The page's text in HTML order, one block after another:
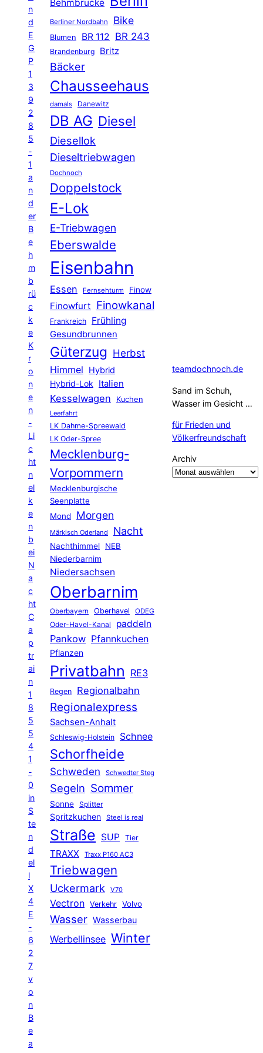
n
d
E
G
P
1
3
9
2
8
5
-
1
a
n
d
er
B
e
h
m
b
rü
c
k
e
K
r
o
n
e
n
-
Li
c
ht
n
el
k
e
n
b
ei
N
a
c
ht
C
a
p
tr
ai
n
1
8
5
5
4
1
-
0
in
S
te
n
d
el
l
X
4
E
-
6
2
7
v
o
n
B
e
a
Behmbrücke
Berliner Nordbahn Bike
Blumen BR 112 BR 243
Brandenburg Britz
Bäcker
Chausseehaus
damals Danewitz
DB AG Diesel
Diesellok
Dieseltriebwagen
Dochnoch
Doppelstock
E-Lok
E-Triebwagen
Eberswalde
Eisenbahn
Essen Fernsehturm Finow
Finowfurt Finowkanal
Frankreich Frühling
Gesundbrunnen
Güterzug Herbst
Himmel
Hybrid
Hybrid-Lok Italien
Kesselwagen Kuchen
Leerfahrt
LK Dahme-Spreewald
LK Oder-Spree
Mecklenburg-
Vorpommern
Mecklenburgische
Seenplatte
Mond
Morgen
Märkisch Oderland Nacht
Nachthimmel
NEB
Niederbarnim
Niedersachsen
Oberbarnim
Oberbayern Oberhavel ODEG
Oder-Havel-Kanal paddeln
Pankow Pfannkuchen
Pflanzen
Privatbahn RE3
Regen Regionalbahn
Regionalexpress
Sachsen-Anhalt
Schleswig-Holstein Schnee
Schorfheide
Schweden Schwedter Steg
Segeln Sommer
Sonne Splitter
Spritzkuchen Steel is real
Straße SUP Tier
TRAXX Traxx P160 AC3
Triebwagen
Uckermark V70
Vectron Verkehr Volvo
Wasser Wasserbau
Werbellinsee Winter
teamdochnoch.de
Sand im Schuh,
Wasser im Gesicht …
für Frieden und
Völkerfreundschaft
Archiv